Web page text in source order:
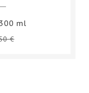
ml
€Prezzo